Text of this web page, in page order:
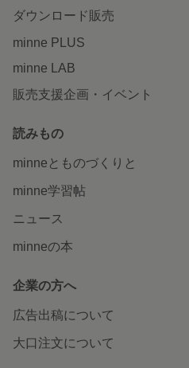
ダウンロード販売
minne PLUS
minne LAB
販売支援企画・イベント
読みもの
minneとものづくりと
minne学習帖
ニュース
minneの本
企業の方へ
広告出稿について
大口注文について